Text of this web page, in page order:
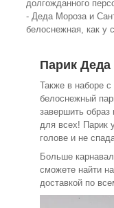
долгожданного
- Деда Мороза и
белоснежная, как у
Парик
Также в наборе
белоснежный
завершить
для всех! Парик
голове и не
Больше
сможете найти
доставкой по